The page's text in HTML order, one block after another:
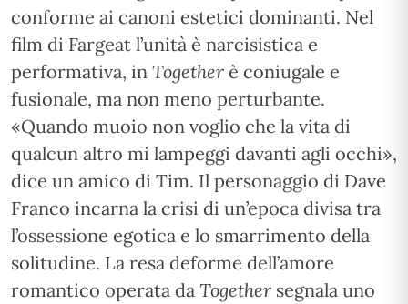
conforme ai canoni estetici dominanti. Nel
film di Fargeat l’unità è narcisistica e
performativa, in Together è coniugale e
fusionale, ma non meno perturbante.
«Quando muoio non voglio che la vita di
qualcun altro mi lampeggi davanti agli occhi»,
dice un amico di Tim. Il personaggio di Dave
Franco incarna la crisi di un’epoca divisa tra
l’ossessione egotica e lo smarrimento della
solitudine. La resa deforme dell’amore
romantico operata da Together segnala uno